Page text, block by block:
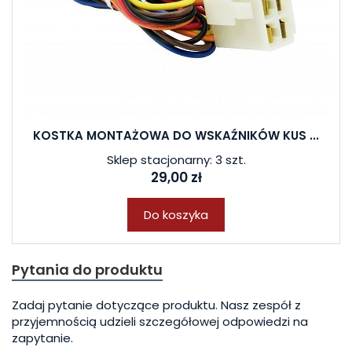
KOSTKA MONTAŻOWA DO WSKAŹNIKÓW KUS ...
Sklep stacjonarny: 3 szt.
29,00 zł
Do koszyka
Pytania do produktu
Zadaj pytanie dotyczące produktu. Nasz zespół z
przyjemnością udzieli szczegółowej odpowiedzi na
zapytanie.